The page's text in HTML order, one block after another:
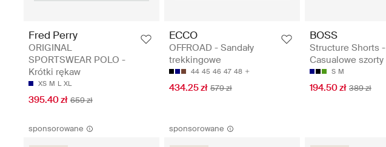
Fred Perry
ORIGINAL
SPORTSWEAR POLO -
Krótki rękaw
XS M L XL
395.40 zł 659 zł
ECCO
OFFROAD - Sandały
trekkingowe
44 45 46 47 48
434.25 zł 579 zł
BOSS
Structure Shorts -
Casualowe szorty
S M
194.50 zł 389 zł
sponsorowane sponsorowane